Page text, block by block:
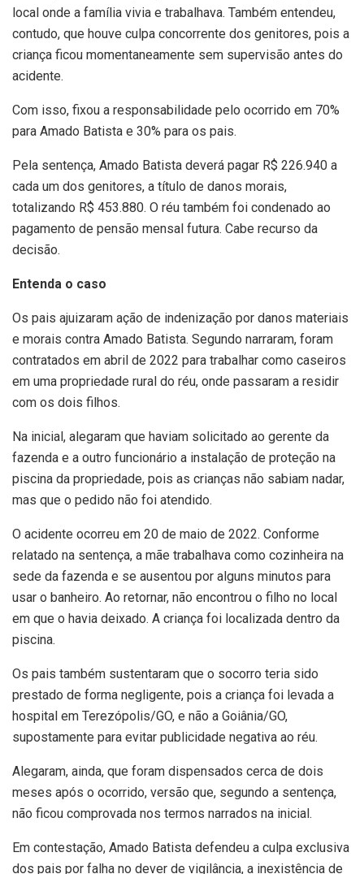
local onde a família vivia e trabalhava. Também entendeu,
contudo, que houve culpa concorrente dos genitores, pois a
criança ficou momentaneamente sem supervisão antes do
acidente.
Com isso, fixou a responsabilidade pelo ocorrido em 70%
para Amado Batista e 30% para os pais.
Pela sentença, Amado Batista deverá pagar R$ 226.940 a
cada um dos genitores, a título de danos morais,
totalizando R$ 453.880. O réu também foi condenado ao
pagamento de pensão mensal futura. Cabe recurso da
decisão.
Entenda o caso
Os pais ajuizaram ação de indenização por danos materiais
e morais contra Amado Batista. Segundo narraram, foram
contratados em abril de 2022 para trabalhar como caseiros
em uma propriedade rural do réu, onde passaram a residir
com os dois filhos.
Na inicial, alegaram que haviam solicitado ao gerente da
fazenda e a outro funcionário a instalação de proteção na
piscina da propriedade, pois as crianças não sabiam nadar,
mas que o pedido não foi atendido.
O acidente ocorreu em 20 de maio de 2022. Conforme
relatado na sentença, a mãe trabalhava como cozinheira na
sede da fazenda e se ausentou por alguns minutos para
usar o banheiro. Ao retornar, não encontrou o filho no local
em que o havia deixado. A criança foi localizada dentro da
piscina.
Os pais também sustentaram que o socorro teria sido
prestado de forma negligente, pois a criança foi levada a
hospital em Terezópolis/GO, e não a Goiânia/GO,
supostamente para evitar publicidade negativa ao réu.
Alegaram, ainda, que foram dispensados cerca de dois
meses após o ocorrido, versão que, segundo a sentença,
não ficou comprovada nos termos narrados na inicial.
Em contestação, Amado Batista defendeu a culpa exclusiva
dos pais por falha no dever de vigilância, a inexistência de